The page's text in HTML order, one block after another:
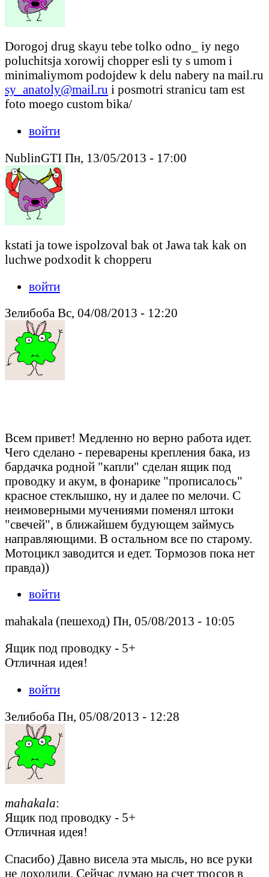
Dorogoj drug skayu tebe tolko odno_ iy nego
poluchitsja xorowij chopper esli ty s umom i
minimaliymom podojdew k delu nabery na mail.ru
sy_anatoly@mail.ru i posmotri stranicu tam est
foto moego custom bika/
войти
NublinGTI Пн, 13/05/2013 - 17:00
kstati ja towe ispolzoval bak ot Jawa tak kak on
luchwe podxodit k chopperu
войти
Зелибоба Вс, 04/08/2013 - 12:20
Всем привет! Медленно но верно работа идет.
Чего сделано - переварены крепления бака, из
бардачка родной "капли" сделан ящик под
проводку и акум, в фонарике "прописалось"
красное стеклышко, ну и далее по мелочи. С
неимоверными мучениями поменял штоки
"свечей", в ближайшем будующем займусь
направляющими. В остальном все по старому.
Мотоцикл заводится и едет. Тормозов пока нет
правда))
войти
mahakala (пешеход) Пн, 05/08/2013 - 10:05
Ящик под проводку - 5+
Отличная идея!
войти
Зелибоба Пн, 05/08/2013 - 12:28
mahakala:
Ящик под проводку - 5+
Отличная идея!
Спасибо) Давно висела эта мысль, но все руки
не доходили. Сейчас думаю на счет тросов в